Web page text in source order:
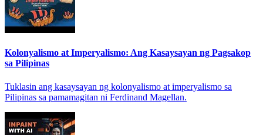
Kolonyalismo at Imperyalismo: Ang Kasaysayan ng Pagsakop
sa Pilipinas
Tuklasin ang kasaysayan ng kolonyalismo at imperyalismo sa
Pilipinas sa pamamagitan ni Ferdinand Magellan.